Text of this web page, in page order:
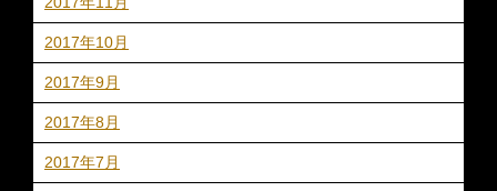
2017年10月
2017年9月
2017年8月
2017年7月